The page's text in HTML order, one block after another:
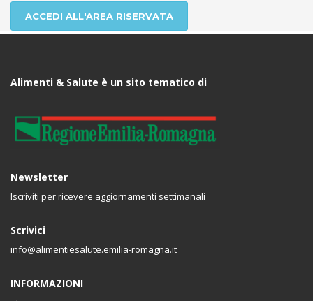
ACCEDI ALL'AREA RISERVATA
Alimenti & Salute è un sito tematico di
Newsletter
Iscriviti per ricevere aggiornamenti settimanali
Scrivici
info@alimentiesalute.emilia-romagna.it
INFORMAZIONI